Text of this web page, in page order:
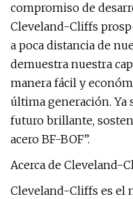
compromiso de
Cleveland-Cliffs
a poca distancia de
demuestra nuestra
manera fácil y
última generación. Ya
futuro brillante,
acero BF-BOF”.
Acerca de Cleveland-
Cleveland-Cliffs es el